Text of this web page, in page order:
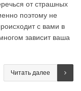
от страшных
поэтому не
с вами в
зависит ваша
Читать далее